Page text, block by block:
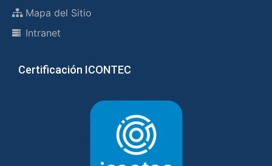
Certificación ICONTEC
Mapa del Sitio
Intranet